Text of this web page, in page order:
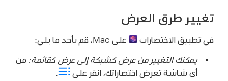
تغيير طرق العرض
في تطبيق الاختصارات على Mac، قم بأحد ما يلي:
يمكنك التغيير من عرض كشبكة إلى عرض كقائمة: من
أي شاشة تعرض اختصاراتك، انقر على
.